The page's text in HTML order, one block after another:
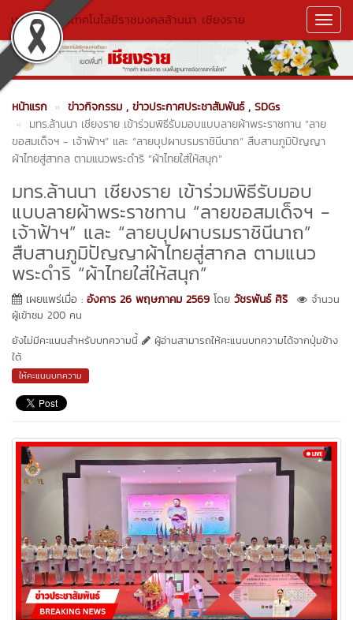
มหาวิทยาลัยเทคโนโลยีราชมงคลล้านนา เชียงราย
หน้าแรก ข่าวกิจกรรม , ข่าวประกาศประชาสัมพันธ์ , SDGs
มทร.ล้านนา เชียงราย เข้าร่วมพิธีรับมอบแบบลายผ้าพระราชทาน “ลาย
ขอสมเด็จฯ - เจ้าฟ้าฯ” และ “ลายบุปผาบรมราชินีนาถ” สืบสานภูมิปัญญา
ผ้าไทยสู่สากล ตามแนวพระดำริ “ผ้าไทยใส่ให้สนุก”
มทร.ล้านนา เชียงราย เข้าร่วมพิธีรับมอบ
แบบลายผ้าพระราชทาน “ลายขอสมเด็จฯ -
เจ้าฟ้าฯ” และ “ลายบุปผาบรมราชินีนาถ”
สืบสานภูมิปัญญาผ้าไทยสู่สากล ตามแนว
พระดำริ “ผ้าไทยใส่ให้สนุก”
เผยแพร่เมื่อ : อังคาร 26 พฤษภาคม 2569 โดย วัชรพันธ์ ศิริ
จำนวน
ผู้เข้าชม 200 คน
ยังไม่มีคะแนนสำหรับบทความนี้
ผู้อ่านสามารถให้คะแนนบทความได้จากปุ่มข้าง
ใต้
ให้คะแนนบทความ